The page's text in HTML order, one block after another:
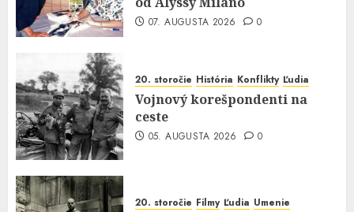
07. AUGUSTA 2026 0
20. storočie História Konflikty Ľudia
Vojnový korešpondenti na
ceste
05. AUGUSTA 2026 0
20. storočie Filmy Ľudia Umenie